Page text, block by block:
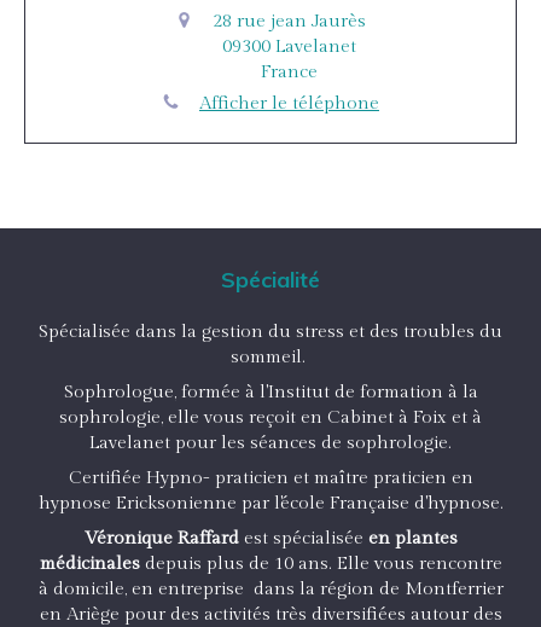
28 rue jean Jaurès
09300 Lavelanet
France
Afficher le téléphone
Spécialité
Spécialisée dans la gestion du stress et des troubles du
sommeil.
Sophrologue, formée à l'Institut de formation à la
sophrologie, elle vous reçoit en Cabinet à Foix et à
Lavelanet pour les séances de sophrologie.
Certifiée Hypno- praticien et maître praticien en
hypnose Ericksonienne par l'école Française d'hypnose.
Véronique Raffardest spécialisée en plantes
médicinalesdepuis plus de 10 ans. Elle vous rencontre
à domicile, en entreprise dans la région de Montferrier
en Ariège pour des activités très diversifiées autour des